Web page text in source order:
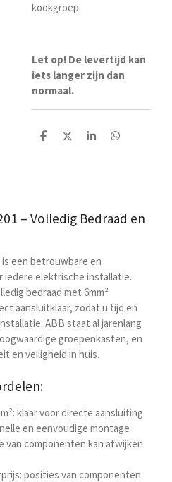
kookgroep
Let op! De levertijd kan
iets langer zijn dan
normaal.
D
D
S
D
– Volledig Bedraad en
een betrouwbare en
iedere elektrische installatie.
bedraad met 6mm²
aansluitklaar, zodat u tijd en
ABB staat al jarenlang
groepenkasten, en
en veiligheid in huis.
klaar voor directe aansluiting
en eenvoudige montage
van componenten kan afwijken
posities van componenten